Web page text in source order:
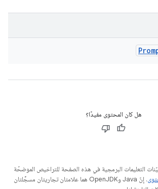
هل كان المحتوى مفيدًا؟
التعليمات البرمجية في هذه الصفحة للتراخيص الموضحّة
. إنّ Java وOpenJDK هما علامتان تجاريتان مسجَّلتان